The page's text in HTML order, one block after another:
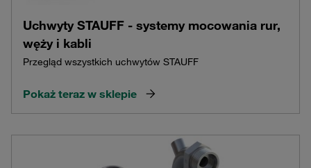
Uchwyty STAUFF - systemy mocowania rur,
węży i kabli
Przegląd wszystkich uchwytów STAUFF
Pokaż teraz w sklepie